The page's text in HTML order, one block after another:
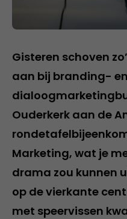
Gisteren schoven
aan bij branding- en
Ouderkerk aan de
Marketing, wat je
drama zou kunnen
op de vierkante
met speervissen